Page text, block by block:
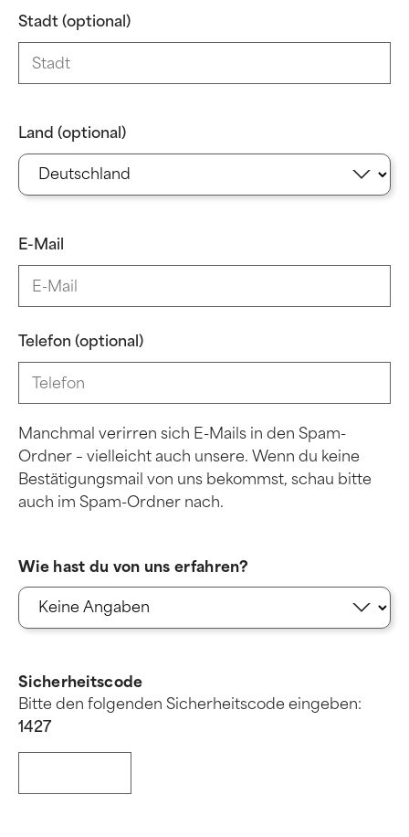
Stadt (optional)
Land (optional)
E-Mail
Telefon (optional)
Manchmal verirren sich E-Mails in den Spam-
Ordner – vielleicht auch unsere. Wenn du keine
Bestätigungsmail von uns bekommst, schau bitte
auch im Spam-Ordner nach.
Wie hast du von uns erfahren?
Sicherheitscode
Bitte den folgenden Sicherheitscode eingeben:
1427